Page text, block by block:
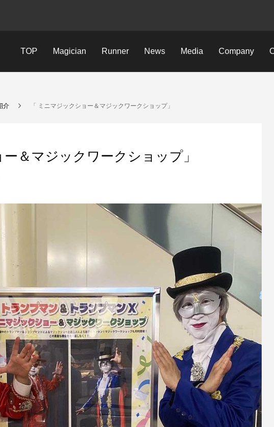
TOP Magician Runner News Media Company
介 「 ミニマジックショー＆マジックワークショップ」
ー＆マジックワークショップ」